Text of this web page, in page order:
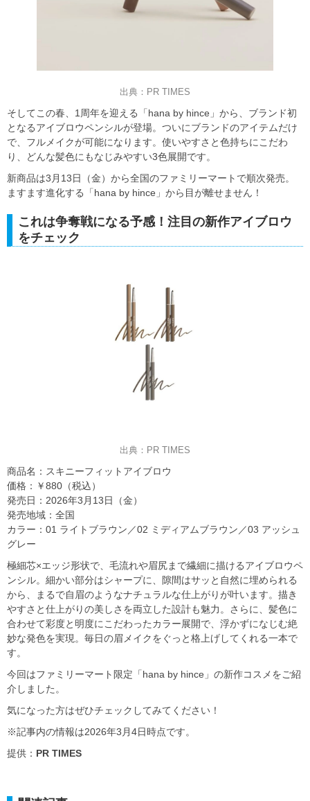
出典：PR TIMES
そしてこの春、1周年を迎える「hana by hince」から、ブランド初
となるアイブロウペンシルが登場。ついにブランドのアイテムだけ
で、フルメイクが可能になります。使いやすさと色持ちにこだわ
り、どんな髪色にもなじみやすい3色展開です。
新商品は3月13日（金）から全国のファミリーマートで順次発売。
ますます進化する「hana by hince」から目が離せません！
これは争奪戦になる予感！注目の新作アイブロウ
をチェック
出典：PR TIMES
商品名：スキニーフィットアイブロウ
価格：￥880（税込）
発売日：2026年3月13日（金）
発売地域：全国
カラー：01 ライトブラウン／02 ミディアムブラウン／03 アッシュ
グレー
極細芯×エッジ形状で、毛流れや眉尻まで繊細に描けるアイブロウペ
ンシル。細かい部分はシャープに、隙間はサッと自然に埋められる
から、まるで自眉のようなナチュラルな仕上がりが叶います。描き
やすさと仕上がりの美しさを両立した設計も魅力。さらに、髪色に
合わせて彩度と明度にこだわったカラー展開で、浮かずになじむ絶
妙な発色を実現。毎日の眉メイクをぐっと格上げしてくれる一本で
す。
今回はファミリーマート限定「hana by hince」の新作コスメをご紹
介しました。
気になった方はぜひチェックしてみてください！
※記事内の情報は2026年3月4日時点です。
提供： PR TIMES